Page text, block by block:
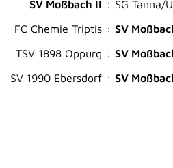
SV Moßbach II : SG Tanna/
FC Chemie Triptis : SV
TSV 1898 Oppurg : SV
SV 1990 Ebersdorf : SV